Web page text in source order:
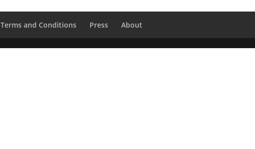
Terms and Conditions Press About